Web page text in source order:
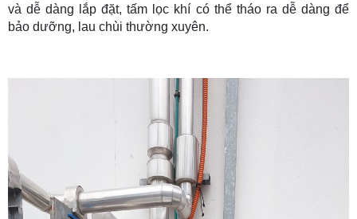
và dễ dàng lắp đặt, tấm lọc khí có thể tháo ra dễ dàng để
bảo dưỡng, lau chùi thường xuyên.